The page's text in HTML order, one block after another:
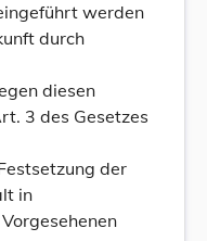
werden
durch
diesen
3 des Gesetzes
der
in